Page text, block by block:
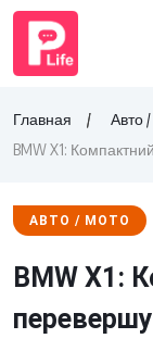
Главная
Авто
BMW X1:
АВТО / МОТО
BMW X1: